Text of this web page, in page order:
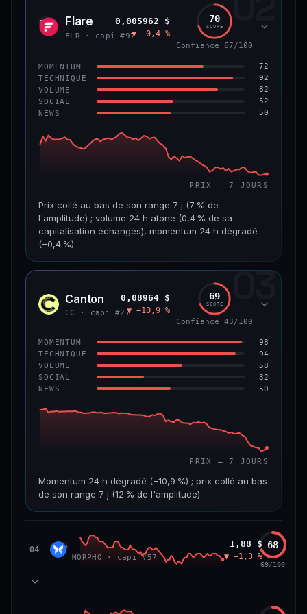
VAR. 7 J VAR. 30 J
+2,5 %
VS ATH
−45,9 %
CONFIANCE 65/100
FLR Flare
FLR · capi #97
0,005962 $
▼ −0,4 %
70
SCORE
Confiance 67/100
MOMENTUM 72
TECHNIQUE 92
VOLUME 82
SOCIAL 52
NEWS 50
PRIX — 7 JOURS
Prix collé au bas de son range 7 j (7 % de
l'amplitude) ; volume 24 h atone (0,4 % de sa
capitalisation échangés), momentum 24 h dégradé
(−0,4 %).
CAP. MARCHÉ VOLUME 24 H
VAR. 7 J VAR. 30 J
−8,8 %
VS ATH
−96,0 %
RANG CAPI.
#97
CONFIANCE 67/100
03
CC Canton
CC · capi #27
0,08964 $
▼ −10,9 %
69
SCORE
Confiance 43/100
MOMENTUM 98
TECHNIQUE 94
VOLUME 58
SOCIAL 32
NEWS 50
PRIX — 7 JOURS
Momentum 24 h dégradé (−10,9 %) ; prix collé au bas
de son range 7 j (12 % de l'amplitude).
3,5 Md$
VAR. 7 J VAR. 30 J
04 MORP Morpho
MORPHO · capi #57
1,88 $
▼ −1,3 %
68
69/100
84